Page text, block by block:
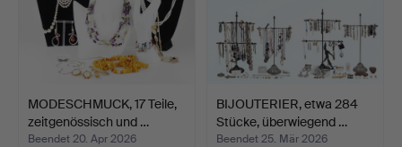
MODESCHMUCK, 17 Teile,
zeitgenössisch und …
Beendet 20. Apr 2026
BIJOUTERIER, etwa 284
Stücke, überwiegend …
Beendet 25. Mär 2026